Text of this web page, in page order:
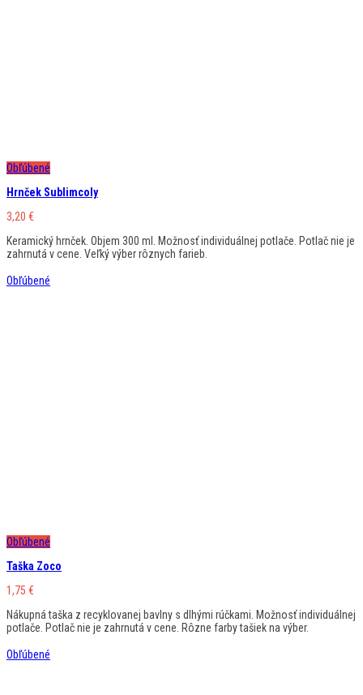
Obľúbené
Hrnček Sublimcoly
3,20 €
Keramický hrnček. Objem 300 ml. Možnosť individuálnej potlače. Potlač nie je
zahrnutá v cene. Veľký výber rôznych farieb.
Obľúbené
Obľúbené
Taška Zoco
1,75 €
Nákupná taška z recyklovanej bavlny s dlhými rúčkami. Možnosť individuálnej
potlače. Potlač nie je zahrnutá v cene. Rôzne farby tašiek na výber.
Obľúbené